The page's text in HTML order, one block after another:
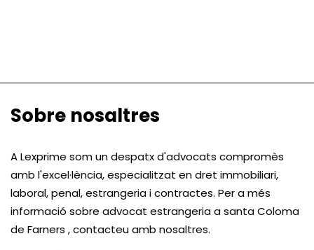
Sobre nosaltres
A Lexprime som un despatx d'advocats compromès
amb l'excel·lència, especialitzat en dret immobiliari,
laboral, penal, estrangeria i contractes. Per a més
informació sobre advocat estrangeria a santa Coloma
de Farners , contacteu amb nosaltres.